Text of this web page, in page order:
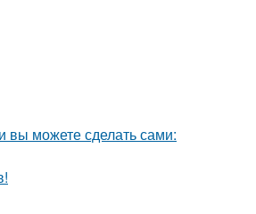
вы можете сделать сами: